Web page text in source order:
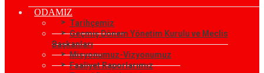
ODAMIZ
Tarihçemiz
Geçmiş Dönem Yönetim Kurulu ve Meclis
Başkanları
Misyonumuz-Vizyonumuz
Faaliyet Raporlarımız